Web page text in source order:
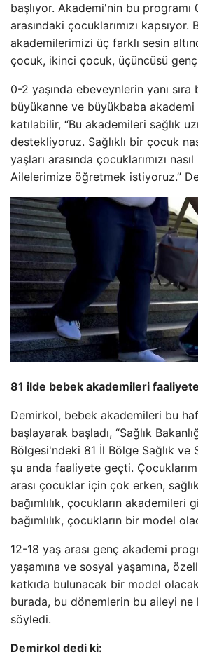
başlıyor. Akademi'nin bu programı
arasındaki çocuklarımızı kapsıyor.
akademilerimizi üç farklı sesin
çocuk, ikinci çocuk, üçüncüsü
0-2 yaşında ebeveynlerin yanı sıra
büyükanne ve büyükbaba akademi
katılabilir, “Bu akademileri sağlık
destekliyoruz. Sağlıklı bir çocuk
yaşları arasında çocuklarımızı
Ailelerimize öğretmek istiyoruz.”
81 ilde bebek akademileri
Demirkol, bebek akademileri bu
başlayarak başladı, “Sağlık
Bölgesi'ndeki 81 İl Bölge Sağlık ve
şu anda faaliyete geçti.
arası çocuklar için çok erken,
bağımlılık, çocukların akademileri
bağımlılık, çocukların bir model
12-18 yaş arası genç akademi
yaşamına ve sosyal yaşamına,
katkıda bulunacak bir model
burada, bu dönemlerin bu aileyi ne
söyledi.
Demirkol dedi ki: